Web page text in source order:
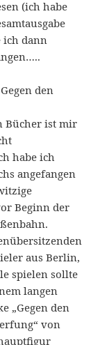
(ich habe
ich dann
den
Bücher ist mir
habe ich
angefangen
Beginn der
aus Berlin,
spielen sollte
langen
„Gegen den
von